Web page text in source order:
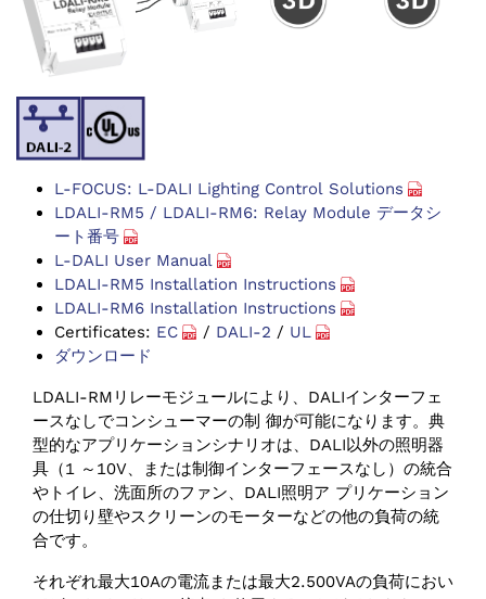
L-FOCUS: L-DALI Lighting Control Solutions
LDALI-RM5 / LDALI-RM6: Relay Module データシ
ート番号
L-DALI User Manual
LDALI-RM5 Installation Instructions
LDALI-RM6 Installation Instructions
Certificates: EC / DALI-2 / UL
ダウンロード
LDALI-RMリレーモジュールにより、DALIインターフェ
ースなしでコンシューマーの制 御が可能になります。典
型的なアプリケーションシナリオは、DALI以外の照明器
具（1 ～10V、または制御インターフェースなし）の統合
やトイレ、洗面所のファン、DALI照明ア プリケーション
の仕切り壁やスクリーンのモーターなどの他の負荷の統
合です。
それぞれ最大10Aの電流または最大2.500VAの負荷におい